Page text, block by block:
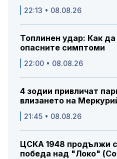
22:13 • 08.08.26
Топлинен удар: Как
опасните симптоми
22:00 • 08.08.26
4 зодии привличат
влизането на
21:45 • 08.08.26
ЦСКА 1948 продължи
победа над "Локо"